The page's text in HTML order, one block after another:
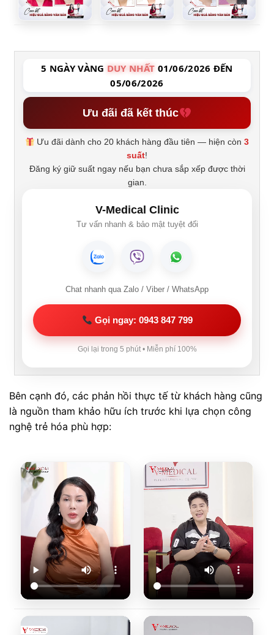
5 NGÀY VÀNG DUY NHẤT 01/06/2026 ĐẾN
05/06/2026
Ưu đãi đã kết thúc
Ưu đãi dành cho 20 khách hàng đầu tiên — hiện còn3
suất!
Đăng ký giữ suất ngay nếu bạn chưa sắp xếp được thời
gian.
V-Medical Clinic
Tư vấn nhanh & bảo mật tuyệt đối
Chat nhanh qua Zalo / Viber / WhatsApp
Gọi ngay: 0943 847 799
Gọi lại trong 5 phút • Miễn phí 100%
Bên cạnh đó, các phản hồi thực tế từ khách hàng cũng
là nguồn tham khảo hữu ích trước khi lựa chọn công
nghệ trẻ hóa phù hợp: